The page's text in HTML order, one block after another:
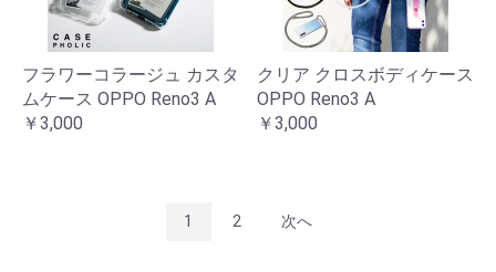
フラワーコラージュ カスタ
ムケース OPPO Reno3 A
￥3,000
クリア クロスボディケース
OPPO Reno3 A
￥3,000
1 2 次へ